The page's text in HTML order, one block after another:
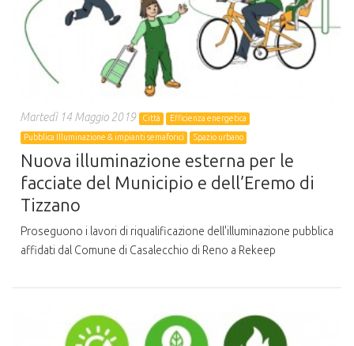
Martedì 14 Maggio 2019 Città
Efficienza energetica
Pubblica Illuminazione & impianti semaforici
Spazio urbano
Nuova illuminazione esterna per le
facciate del Municipio e dell’Eremo di
Tizzano
Proseguono i lavori di riqualificazione dell'illuminazione pubblica
affidati dal Comune di Casalecchio di Reno a Rekeep